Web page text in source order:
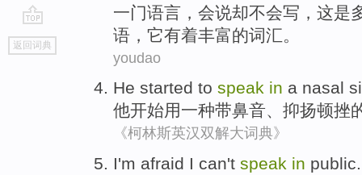
go
top
返回词典
一门语言 ， 会说却不会写 ， 这是
语 ， 它有着丰富的词汇 。
youdao
He started to speak in a nasal
他开始用一种带鼻音、抑扬顿挫
《柯林斯英汉双解大词典》
I'm afraid I can't speak in public.